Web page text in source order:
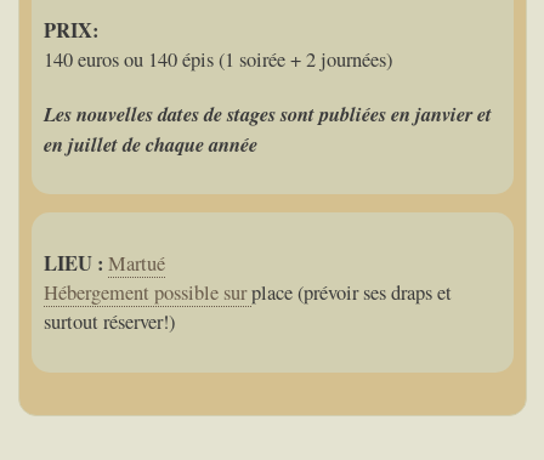
PRIX:
140 euros ou 140 épis (1 soirée + 2 journées)
Les nouvelles dates de stages sont publiées en janvier et
en juillet de chaque année
LIEU : Martué
Hébergement possible surplace (prévoir ses draps et
surtout réserver!)